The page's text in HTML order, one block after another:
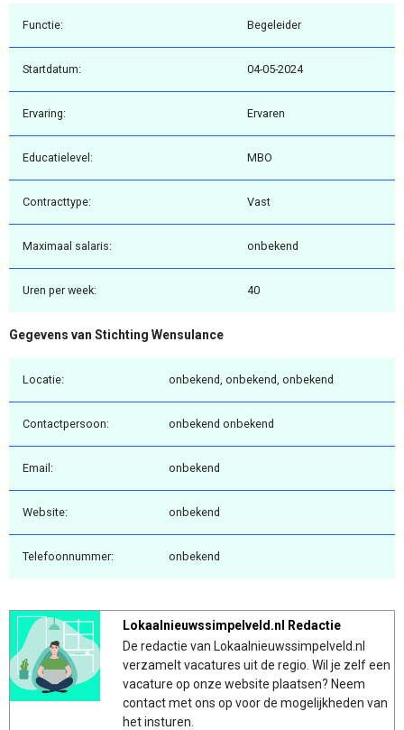
Functie: Begeleider
Startdatum: 04-05-2024
Ervaring: Ervaren
Educatielevel: MBO
Contracttype: Vast
Maximaal salaris: onbekend
Uren per week: 40
Gegevens van Stichting Wensulance
Locatie: onbekend, onbekend, onbekend
Contactpersoon: onbekend onbekend
Email: onbekend
Website: onbekend
Telefoonnummer: onbekend
Lokaalnieuwssimpelveld.nl Redactie
De redactie van Lokaalnieuwssimpelveld.nl
verzamelt vacatures uit de regio. Wil je zelf een
vacature op onze website plaatsen? Neem
contact met ons op voor de mogelijkheden van
het insturen.